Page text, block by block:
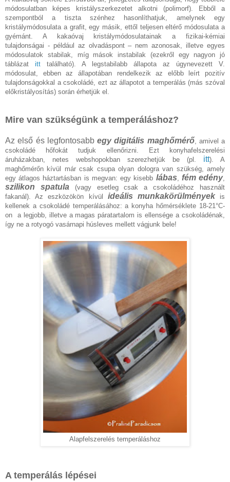
módosulatban képes kristályszerkezetet alkotni (polimorf). Ebből a
szempontból a tiszta szénhez hasonlíthatjuk, amelynek egy
kristálymódosulata a grafit, egy másik, ettől teljesen eltérő módosulata a
gyémánt. A kakaóvaj kristálymódosulatainak a fizikai-kémiai
tulajdonságai - például az olvadáspont – nem azonosak, illetve egyes
módosulatok stabilak, míg mások instabilak (ezekről egy nagyon jó
táblázat itt található). A legstabilabb állapota az úgynevezett V.
módosulat, ebben az állapotában rendelkezik az előbb leírt pozitív
tulajdonságokkal a csokoládé, ezt az állapotot a temperálás (más szóval
előkristályosítás) során érhetjük el.
Mire van szükségünk a temperáláshoz?
Az első és legfontosabb egy digitális maghőmérő, amivel a
csokoládé hőfokát tudjuk ellenőrizni. Ezt konyhafelszerelési
áruházakban, netes webshopokban szerezhetjük be (pl. itt). A
maghőmérőn kívül már csak csupa olyan dologra van szükség, amely
egy átlagos háztartásban is megvan: egy kisebb lábas fém edény,
szilikon spatula (vagy esetleg csak a csokoládéhoz használt
fakanál). Az eszközökön kívül ideális munkakörülményekis
kellenek a csokoládé temperálásához: a konyha hőmérséklete 18-21°C-
on a legjobb, illetve a magas páratartalom is ellensége a csokoládénak,
így ne a rotyogó vasárnapi húsleves mellett vágjunk bele!
Alapfelszerelés temperáláshoz
A temperálás lépései